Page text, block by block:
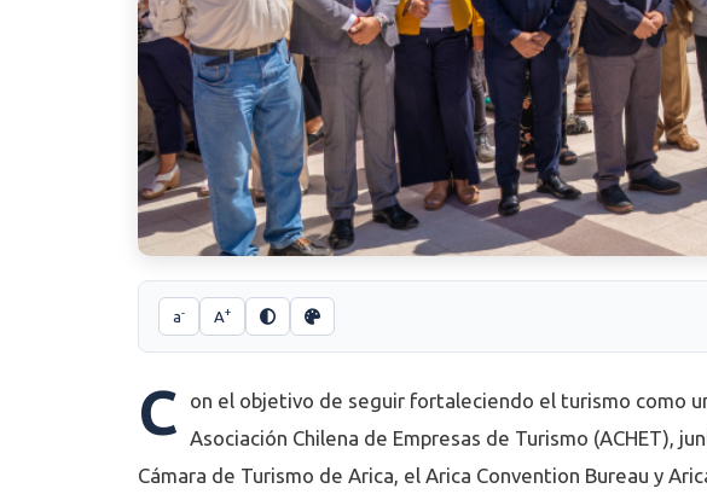
a- A+
C
on el objetivo de seguir fortaleciendo el turismo como
Asociación Chilena de Empresas de Turismo (ACHET),
Cámara de Turismo de Arica, el Arica Convention Bureau y